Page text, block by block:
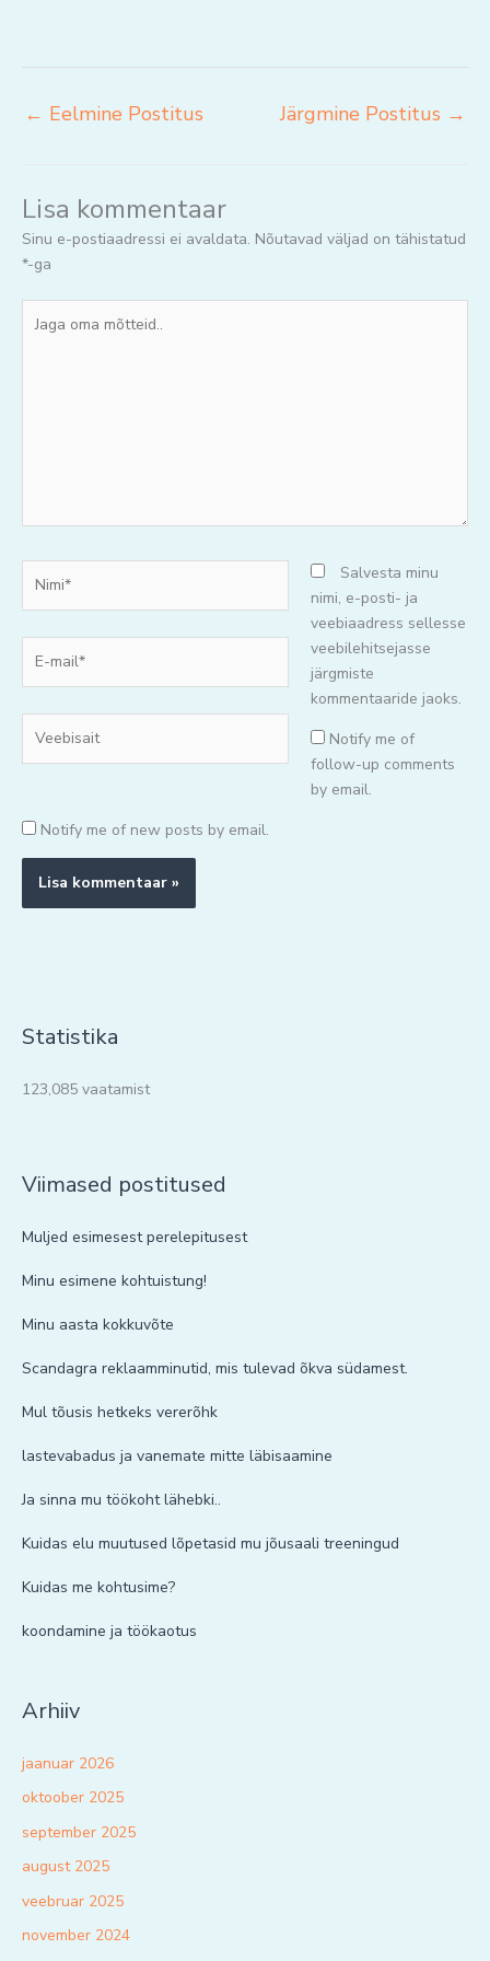
← Eelmine Postitus Järgmine Postitus →
Lisa kommentaar
Sinu e-postiaadressi ei avaldata. Nõutavad väljad on tähistatud
*-ga
oma
mail*
Salvesta minu
nimi, e-posti- ja
veebiaadress sellesse
veebilehitsejasse
järgmiste
kommentaaride jaoks.
Notify me of
follow-up comments
by email.
Notify me of new posts by email.
Statistika
123,085 vaatamist
Viimased postitused
Muljed esimesest perelepitusest
Minu esimene kohtuistung!
Minu aasta kokkuvõte
Scandagra reklaamminutid, mis tulevad õkva südamest.
Mul tõusis hetkeks vererõhk
lastevabadus ja vanemate mitte läbisaamine
Ja sinna mu töökoht lähebki..
Kuidas elu muutused lõpetasid mu jõusaali treeningud
Kuidas me kohtusime?
koondamine ja töökaotus
Arhiiv
jaanuar 2026
oktoober 2025
september 2025
august 2025
veebruar 2025
november 2024